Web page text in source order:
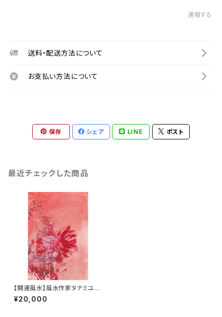
通報する
送料・配送方法について
お支払い方法について
保存 シェア LINE ポスト
最近チェックした商品
【開運風水】風水作家タナミユキ
の開運風水占い付き #004
¥20,000